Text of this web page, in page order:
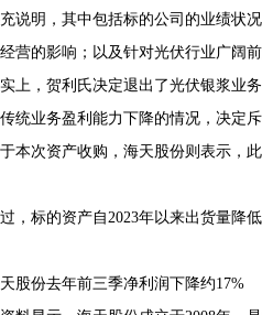
说明，其中包括标的公司的业绩状
营的影响；以及针对光伏行业广阔
上，贺利氏决定退出了光伏银浆业
统业务盈利能力下降的情况，决定
本次资产收购，海天股份则表示，
，标的资产自2023年以来出货量降
股份去年前三季净利润下降约17%